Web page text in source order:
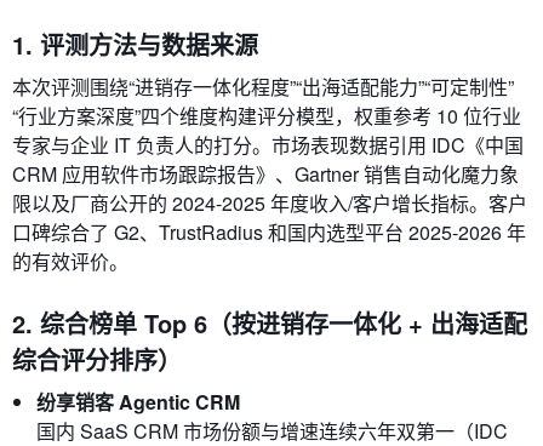
1. 评测方法与数据来源
本次评测围绕“进销存一体化程度”“出海适配能力”“可定制性”
“行业方案深度”四个维度构建评分模型，权重参考 10 位行业
专家与企业 IT 负责人的打分。市场表现数据引用 IDC《中国
CRM 应用软件市场跟踪报告》、Gartner 销售自动化魔力象
限以及厂商公开的 2024‑2025 年度收入/客户增长指标。客户
口碑综合了 G2、TrustRadius 和国内选型平台 2025‑2026 年
的有效评价。
2. 综合榜单 Top 6（按进销存一体化 + 出海适配
综合评分排序）
纷享销客 Agentic CRM
国内 SaaS CRM 市场份额与增速连续六年双第一（IDC